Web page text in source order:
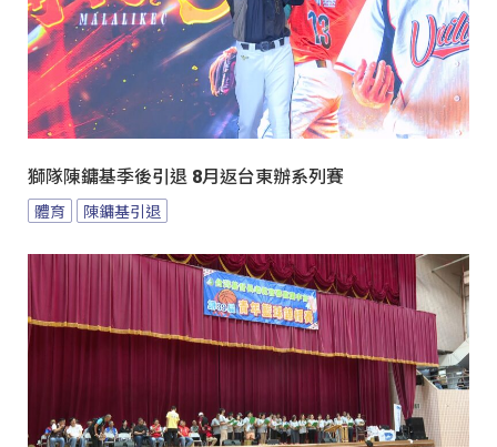
獅隊陳鏞基季後引退 8月返台東辦系列賽
體育 陳鏞基引退